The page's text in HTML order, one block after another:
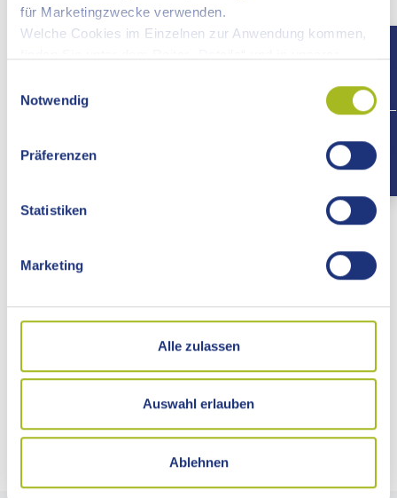
für Marketingzwecke verwenden.
Welche Cookies im Einzelnen zur Anwendung kommen,
Notwendig
Präferenzen
Statistiken
Marketing
Alle zulassen
Auswahl erlauben
Ablehnen
Lage: 48.791905501159796, 9.76357594076355
Kastell Schirenhof Schwäbisch Gmünd (Foto: Tourismus
Ostalb / Christian Frumolt)